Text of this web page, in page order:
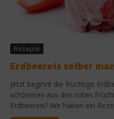
Rezepte
Erdbeereis selber
Jetzt beginnt die fruchtige
schöneres aus den roten
Erdbeereis? Wir haben ein